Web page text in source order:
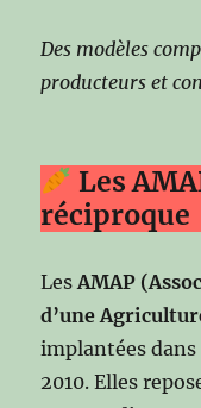
Des modèles
producteurs et
Les
réciproque
LesAMAP
d’une
implantées dans
2010. Elles